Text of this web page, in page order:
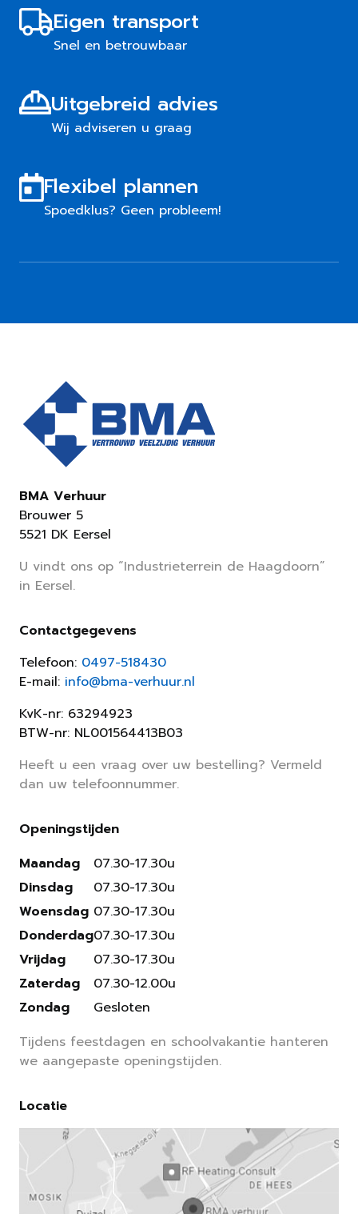
Eigen transport
Snel en betrouwbaar
Uitgebreid advies
Wij adviseren u graag
Flexibel plannen
Spoedklus? Geen probleem!
BMA Verhuur
Brouwer 5
5521 DK Eersel
U vindt ons op “Industrieterrein de Haagdoorn”
in Eersel.
Contactgegevens
Telefoon: 0497-518430
E-mail: info@bma-verhuur.nl
KvK-nr: 63294923
BTW-nr: NL001564413B03
Heeft u een vraag over uw bestelling? Vermeld
dan uw telefoonnummer.
Openingstijden
Maandag
Dinsdag
Woensdag
Donderdag
Vrijdag
Zaterdag
Zondag
07.30-17.30u
07.30-17.30u
07.30-17.30u
07.30-17.30u
07.30-17.30u
07.30-12.00u
Gesloten
Tijdens feestdagen en schoolvakantie hanteren
we aangepaste openingstijden.
Locatie